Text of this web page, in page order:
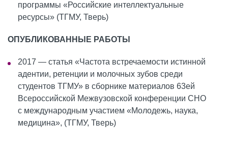
программы «Российские интеллектуальные
ресурсы» (ТГМУ, Тверь)
ОПУБЛИКОВАННЫЕ РАБОТЫ
2017 — статья «Частота встречаемости истинной
адентии, ретенции и молочных зубов среди
студентов ТГМУ» в сборнике материалов 63ей
Всероссийской Межвузовской конференции СНО
с международным участием «Молодежь, наука,
медицина», (ТГМУ, Тверь)